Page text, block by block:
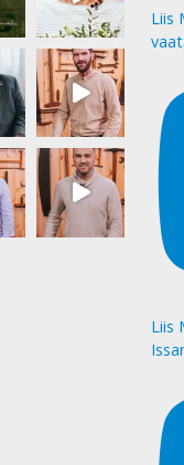
Liis
Liis